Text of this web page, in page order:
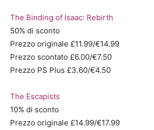
The Binding of Isaac: Rebirth
50% di sconto
Prezzo originale £11.99/€14.99
Prezzo scontato £6.00/€7.50
Prezzo PS Plus £3.60/€4.50
The Escapists
10% di sconto
Prezzo originale £14.99/€17.99